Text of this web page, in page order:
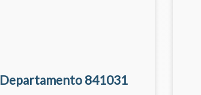
Departamento 841031